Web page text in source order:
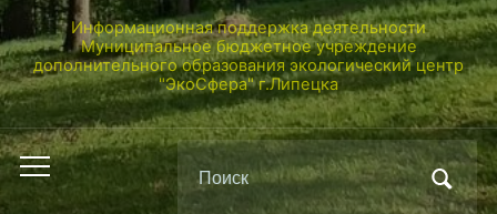
Информационная поддержка деятельности
Муниципальное бюджетное учреждение
дополнительного образования экологический центр
"ЭкоСфера" г.Липецка
Переключить
мобильное
Поиск
по: